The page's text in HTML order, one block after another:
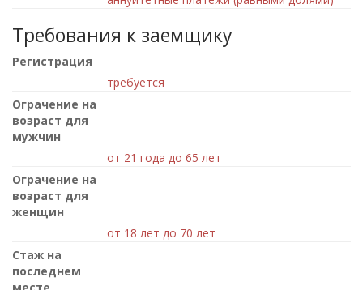
Требования к заемщику
Регистрация
требуется
Ограчение на
возраст для
мужчин
от 21 года до 65 лет
Ограчение на
возраст для
женщин
от 18 лет до 70 лет
Стаж на
последнем